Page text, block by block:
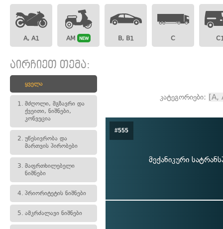
A, A1 AM NEW B, B1 C
აირჩიეთ თემა:
ყველა
1. მძღოლი, მგზავრი და
ქვეითი, ნიშნები,
კონვეცია
2. უწესივრობა და
მართვის პირობები
3. მაფრთხილებელი
ნიშნები
4. პრიორიტეტის ნიშნები
5. ამკრძალავი ნიშნები
კატეგორიები: [A,
#555
მექანიკური